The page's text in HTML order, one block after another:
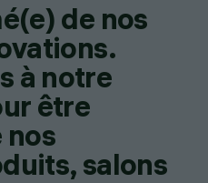
de nos
à notre
être
nos
salons